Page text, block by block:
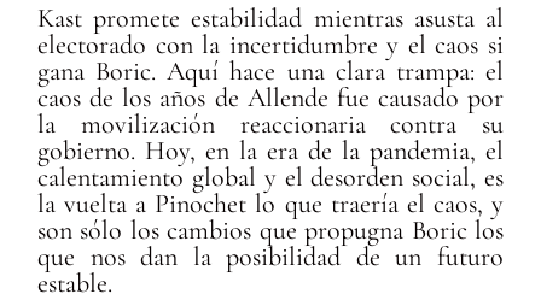
Kast promete estabilidad mientras asusta al
electorado con la incertidumbre y el caos si
gana Boric. Aquí hace una clara trampa: el
caos de los años de Allende fue causado por
la movilización reaccionaria contra su
gobierno. Hoy, en la era de la pandemia, el
calentamiento global y el desorden social, es
la vuelta a Pinochet lo que traería el caos, y
son sólo los cambios que propugna Boric los
que nos dan la posibilidad de un futuro
estable.